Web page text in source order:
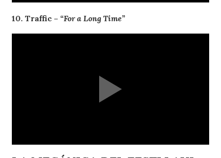
10. Traffic – “For a Long Time”